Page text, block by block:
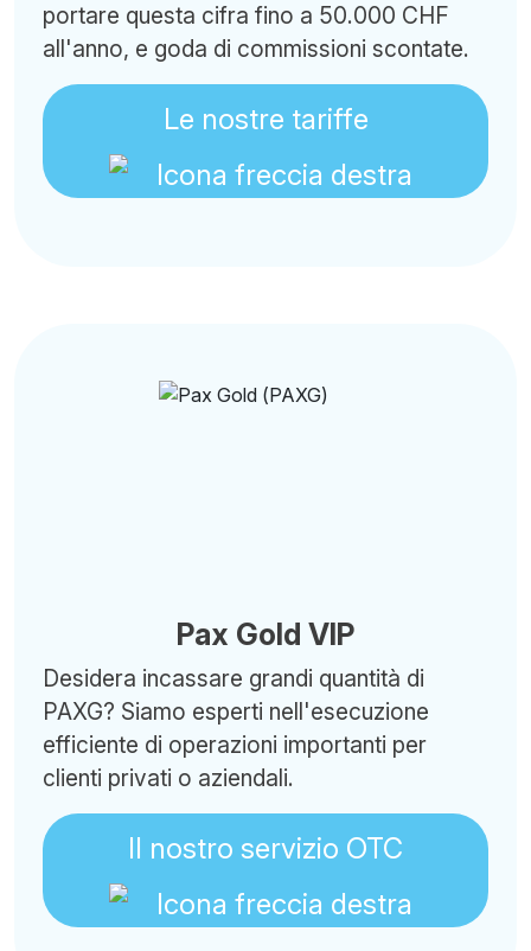
portare questa cifra fino a 50.000 CHF
all'anno, e goda di commissioni scontate.
Le nostre tariffe
Pax Gold VIP
Desidera incassare grandi quantità di
PAXG? Siamo esperti nell'esecuzione
efficiente di operazioni importanti per
clienti privati o aziendali.
Il nostro servizio OTC